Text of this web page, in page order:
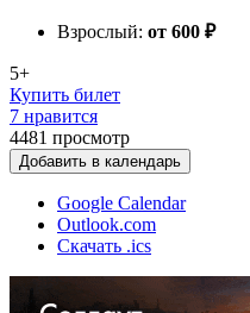
Взрослый: от 600 ₽
5+
Купить билет
7 нравится
4481 просмотр
Добавить в календарь
Google Calendar
Outlook.com
Скачать .ics